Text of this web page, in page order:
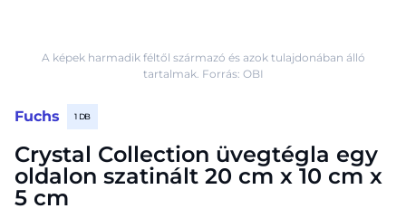
Fuchs 1 DB
Crystal Collection üvegtégla egy
oldalon szatinált 20 cm x 10 cm x
5 cm
A képek harmadik féltől származó és azok tulajdonában álló
tartalmak. Forrás: OBI